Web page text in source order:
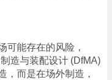
可能存在的风险，
造与装配设计 (DfMA)
，而是在场外制造，